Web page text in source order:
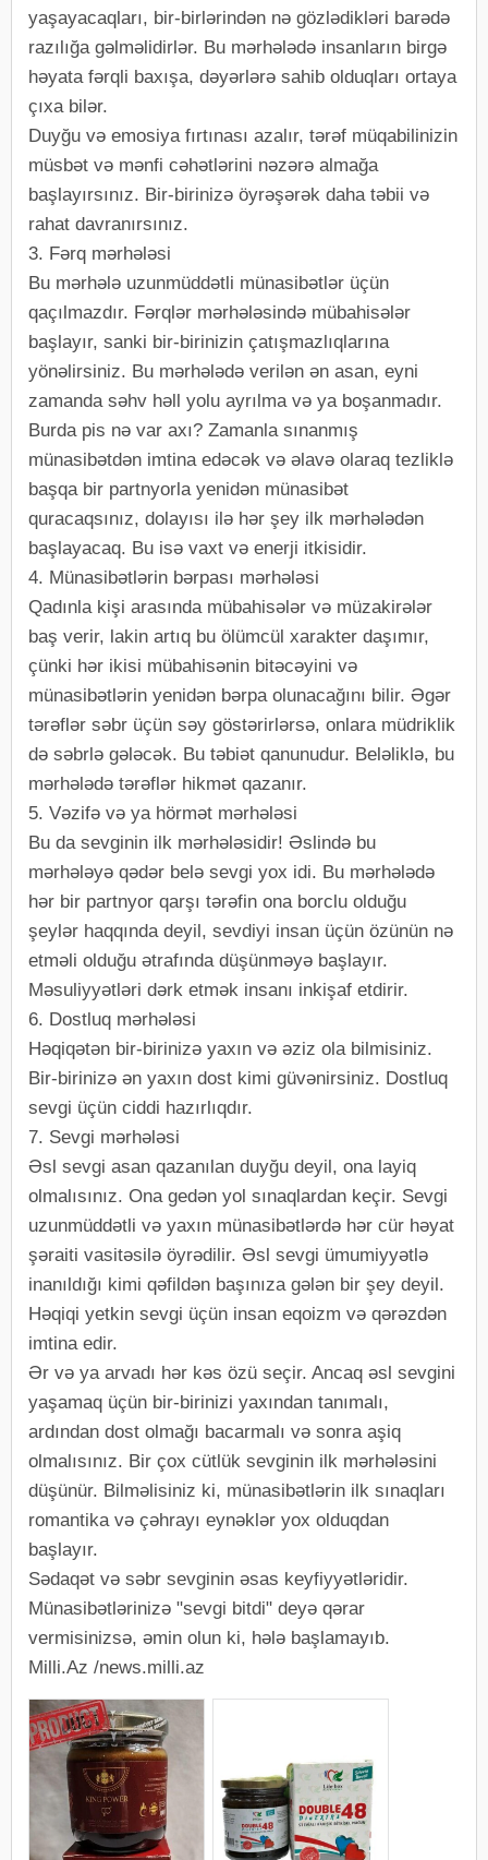
yaşayacaqları, bir-birlərindən nə gözlədikləri barədə
razılığa gəlməlidirlər. Bu mərhələdə insanların birgə
həyata fərqli baxışa, dəyərlərə sahib olduqları ortaya
çıxa bilər.
Duyğu və emosiya fırtınası azalır, tərəf müqabilinizin
müsbət və mənfi cəhətlərini nəzərə almağa
başlayırsınız. Bir-birinizə öyrəşərək daha təbii və
rahat davranırsınız.
3. Fərq mərhələsi
Bu mərhələ uzunmüddətli münasibətlər üçün
qaçılmazdır. Fərqlər mərhələsində mübahisələr
başlayır, sanki bir-birinizin çatışmazlıqlarına
yönəlirsiniz. Bu mərhələdə verilən ən asan, eyni
zamanda səhv həll yolu ayrılma və ya boşanmadır.
Burda pis nə var axı? Zamanla sınanmış
münasibətdən imtina edəcək və əlavə olaraq tezliklə
başqa bir partnyorla yenidən münasibət
quracaqsınız, dolayısı ilə hər şey ilk mərhələdən
başlayacaq. Bu isə vaxt və enerji itkisidir.
4. Münasibətlərin bərpası mərhələsi
Qadınla kişi arasında mübahisələr və müzakirələr
baş verir, lakin artıq bu ölümcül xarakter daşımır,
çünki hər ikisi mübahisənin bitəcəyini və
münasibətlərin yenidən bərpa olunacağını bilir. Əgər
tərəflər səbr üçün səy göstərirlərsə, onlara müdriklik
də səbrlə gələcək. Bu təbiət qanunudur. Beləliklə, bu
mərhələdə tərəflər hikmət qazanır.
5. Vəzifə və ya hörmət mərhələsi
Bu da sevginin ilk mərhələsidir! Əslində bu
mərhələyə qədər belə sevgi yox idi. Bu mərhələdə
hər bir partnyor qarşı tərəfin ona borclu olduğu
şeylər haqqında deyil, sevdiyi insan üçün özünün nə
etməli olduğu ətrafında düşünməyə başlayır.
Məsuliyyətləri dərk etmək insanı inkişaf etdirir.
6. Dostluq mərhələsi
Həqiqətən bir-birinizə yaxın və əziz ola bilmisiniz.
Bir-birinizə ən yaxın dost kimi güvənirsiniz. Dostluq
sevgi üçün ciddi hazırlıqdır.
7. Sevgi mərhələsi
Əsl sevgi asan qazanılan duyğu deyil, ona layiq
olmalısınız. Ona gedən yol sınaqlardan keçir. Sevgi
uzunmüddətli və yaxın münasibətlərdə hər cür həyat
şəraiti vasitəsilə öyrədilir. Əsl sevgi ümumiyyətlə
inanıldığı kimi qəfildən başınıza gələn bir şey deyil.
Həqiqi yetkin sevgi üçün insan eqoizm və qərəzdən
imtina edir.
Ər və ya arvadı hər kəs özü seçir. Ancaq əsl sevgini
yaşamaq üçün bir-birinizi yaxından tanımalı,
ardından dost olmağı bacarmalı və sonra aşiq
olmalısınız. Bir çox cütlük sevginin ilk mərhələsini
düşünür. Bilməlisiniz ki, münasibətlərin ilk sınaqları
romantika və çəhrayı eynəklər yox olduqdan
başlayır.
Sədaqət və səbr sevginin əsas keyfiyyətləridir.
Münasibətlərinizə "sevgi bitdi" deyə qərar
vermisinizsə, əmin olun ki, hələ başlamayıb.
Milli.Az /news.milli.az